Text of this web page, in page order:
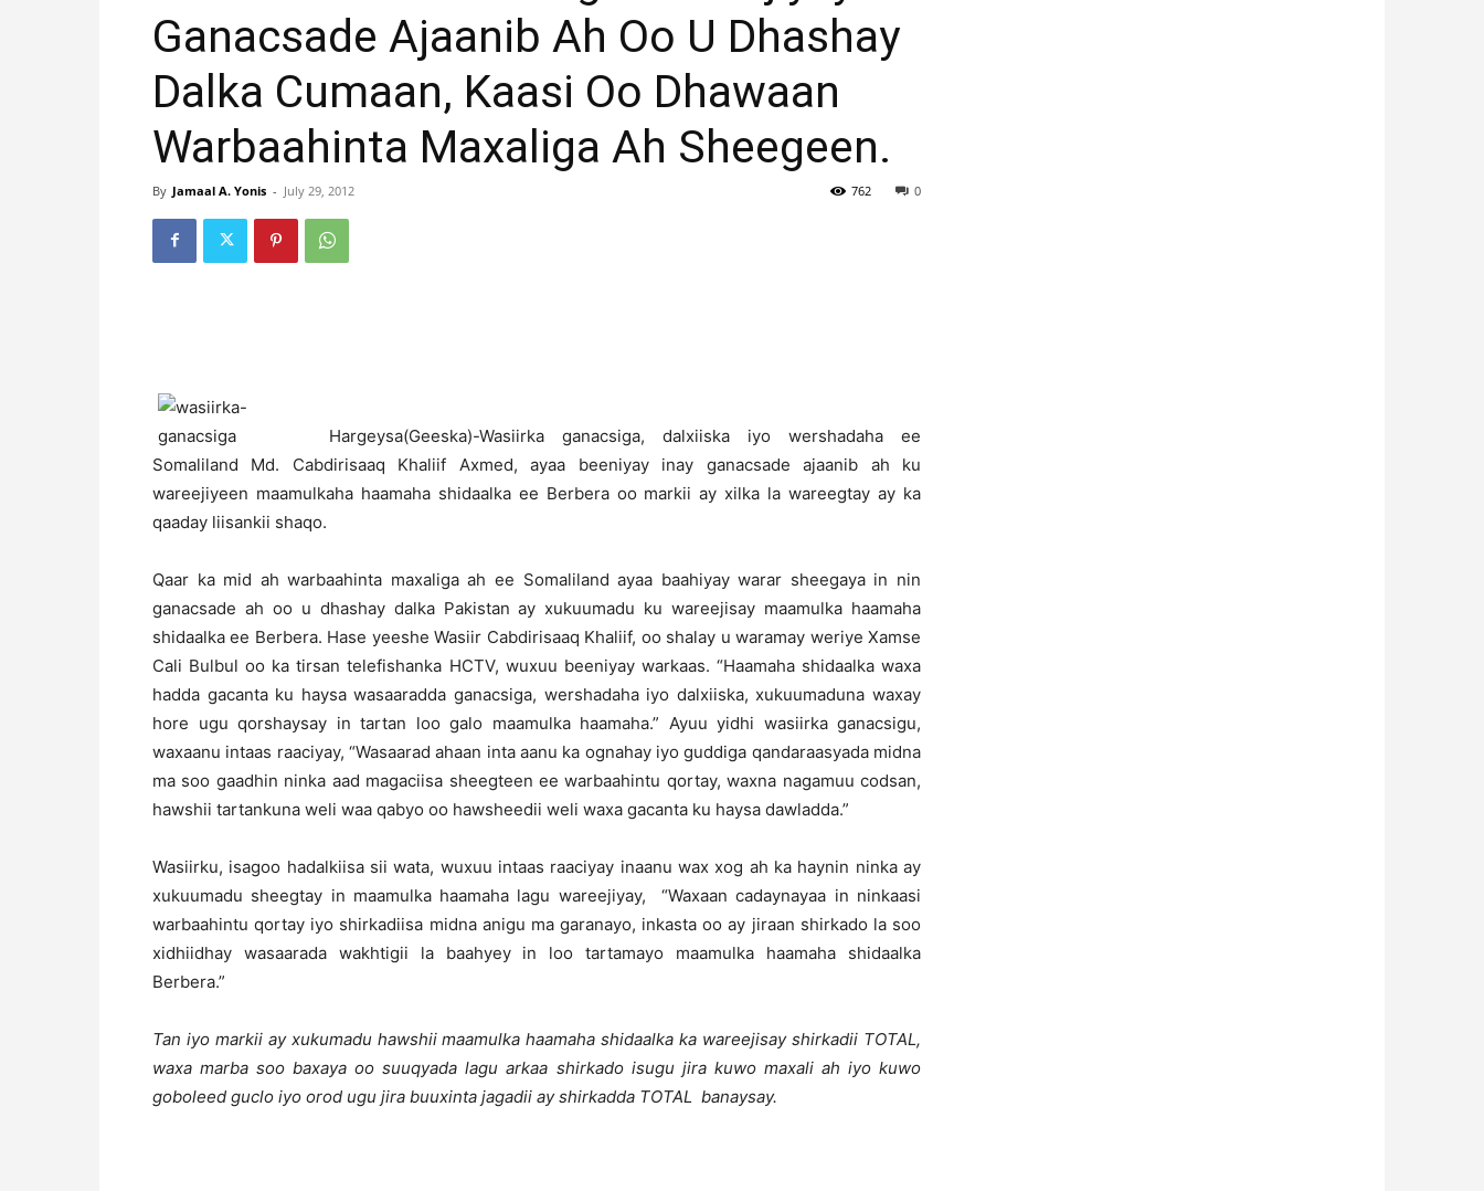
Newspaper
Ganacsade Ajaanib Ah Oo U Dhashay
Dalka Cumaan, Kaasi Oo Dhawaan
Warbaahinta Maxaliga Ah Sheegeen.
By Jamaal A. Yonis - July 29, 2012 0
762
Hargeysa(Geeska)-Wasiirka ganacsiga, dalxiiska iyo wershadaha ee
Somaliland Md. Cabdirisaaq Khaliif Axmed, ayaa beeniyay inay ganacsade ajaanib ah ku
wareejiyeen maamulkaha haamaha shidaalka ee Berbera oo markii ay xilka la wareegtay ay ka
qaaday liisankii shaqo.
Qaar ka mid ah warbaahinta maxaliga ah ee Somaliland ayaa baahiyay warar sheegaya in nin
ganacsade ah oo u dhashay dalka Pakistan ay xukuumadu ku wareejisay maamulka haamaha
shidaalka ee Berbera. Hase yeeshe Wasiir Cabdirisaaq Khaliif, oo shalay u waramay weriye Xamse
Cali Bulbul oo ka tirsan telefishanka HCTV, wuxuu beeniyay warkaas. “Haamaha shidaalka waxa
hadda gacanta ku haysa wasaaradda ganacsiga, wershadaha iyo dalxiiska, xukuumaduna waxay
hore ugu qorshaysay in tartan loo galo maamulka haamaha.” Ayuu yidhi wasiirka ganacsigu,
waxaanu intaas raaciyay, “Wasaarad ahaan inta aanu ka ognahay iyo guddiga qandaraasyada midna
ma soo gaadhin ninka aad magaciisa sheegteen ee warbaahintu qortay, waxna nagamuu codsan,
hawshii tartankuna weli waa qabyo oo hawsheedii weli waxa gacanta ku haysa dawladda.”
Wasiirku, isagoo hadalkiisa sii wata, wuxuu intaas raaciyay inaanu wax xog ah ka haynin ninka ay
xukuumadu sheegtay in maamulka haamaha lagu wareejiyay, “Waxaan cadaynayaa in ninkaasi
warbaahintu qortay iyo shirkadiisa midna anigu ma garanayo, inkasta oo ay jiraan shirkado la soo
xidhiidhay wasaarada wakhtigii la baahyey in loo tartamayo maamulka haamaha shidaalka
Berbera.”
Tan iyo markii ay xukumadu hawshii maamulka haamaha shidaalka ka wareejisay shirkadii TOTAL,
waxa marba soo baxaya oo suuqyada lagu arkaa shirkado isugu jira kuwo maxali ah iyo kuwo
goboleed guclo iyo orod ugu jira buuxinta jagadii ay shirkadda TOTAL banaysay.